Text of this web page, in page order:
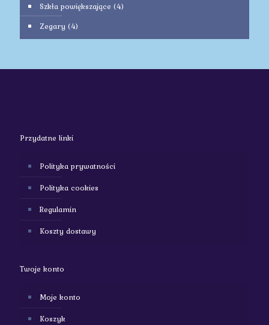
Szkła powiększające (4)
Zegary (4)
Przydatne linki
Polityka prywatności
Polityka cookies
Regulamin
Koszty dostawy
Twoje konto
Moje konto
Koszyk